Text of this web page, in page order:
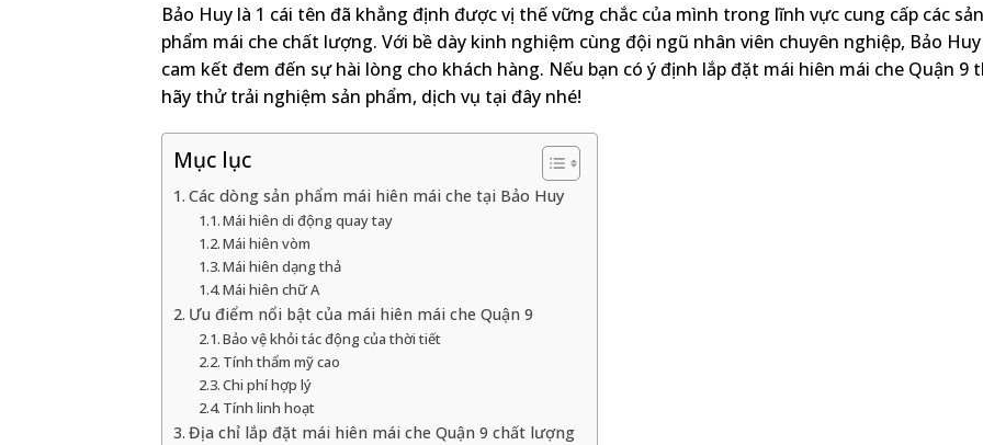
Bảo Huy là 1 cái tên đã khẳng định được vị thế vững chắc của mình trong lĩnh vực cung cấp các sản
phẩm mái che chất lượng. Với bề dày kinh nghiệm cùng đội ngũ nhân viên chuyên nghiệp, Bảo Huy
cam kết đem đến sự hài lòng cho khách hàng. Nếu bạn có ý định lắp đặt mái hiên mái che Quận 9
hãy thử trải nghiệm sản phẩm, dịch vụ tại đây nhé!
Mục lục
Các dòng sản phẩm mái hiên mái che tại Bảo Huy
Mái hiên di động quay tay
Mái hiên vòm
Mái hiên dạng thả
Mái hiên chữ A
Ưu điểm nổi bật của mái hiên mái che Quận 9
Bảo vệ khỏi tác động của thời tiết
Tính thẩm mỹ cao
Chi phí hợp lý
Tính linh hoạt
Địa chỉ lắp đặt mái hiên mái che Quận 9 chất lượng